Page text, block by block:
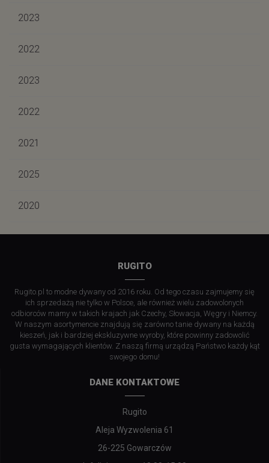
2023
2022
2023
2022
2021
2025
2020
RUGITO
Rugito.pl to modne dywany od 2016 roku. Od tego czasu zajmujemy się
ich sprzedażą nie tylko w Polsce, ale również wielu zadowolonych
odbiorców mamy w takich krajach jak Czechy, Słowacja, Węgry i Niemcy.
W naszym asortymencie znajdują się zarówno tanie dywany na każdą
kieszeń, jak i bardziej ekskluzywne wyroby, które powinny zadowolić
gusta wymagających klientów. Z naszą firmą urządzą Państwo każdy kąt
swojego domu!
DANE KONTAKTOWE
Rugito
Aleja Wyzwolenia 61
26-225 Gowarczów